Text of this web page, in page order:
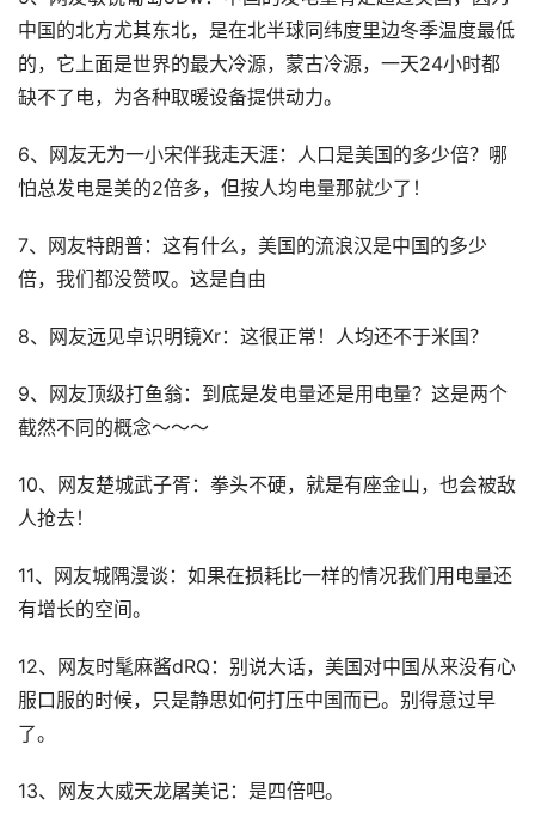
中国的北方尤其东北，是在北半球同纬度里边冬季温度最低
的，它上面是世界的最大冷源，蒙古冷源，一天24小时都
缺不了电，为各种取暖设备提供动力。
6、网友无为一小宋伴我走天涯：人口是美国的多少倍？哪
怕总发电是美的2倍多，但按人均电量那就少了！
7、网友特朗普：这有什么，美国的流浪汉是中国的多少
倍，我们都没赞叹。这是自由
8、网友远见卓识明镜Xr：这很正常！人均还不于米国？
9、网友顶级打鱼翁：到底是发电量还是用电量？这是两个
截然不同的概念～～～
10、网友楚城武子胥：拳头不硬，就是有座金山，也会被敌
人抢去！
11、网友城隅漫谈：如果在损耗比一样的情况我们用电量还
有增长的空间。
12、网友时髦麻酱dRQ：别说大话，美国对中国从来没有心
服口服的时候，只是静思如何打压中国而已。别得意过早
了。
13、网友大威天龙屠美记：是四倍吧。